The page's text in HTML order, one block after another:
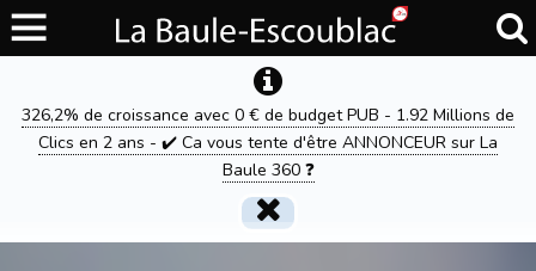
326,2% de croissance avec 0 € de budget PUB - 1.92 Millions de
Clics en 2 ans - ✔️ Ca vous tente d'être ANNONCEUR sur La
Baule 360 ❓